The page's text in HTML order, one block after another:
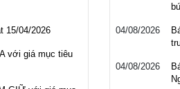
15/04/2026
với giá mục tiêu
04/08/2026
04/08/2026